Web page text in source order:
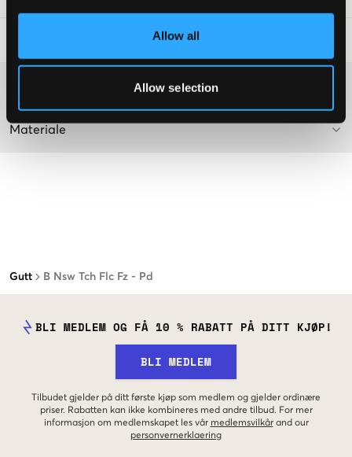
Allow all
Allow selection
Gutt B Nsw Tch Flc Fz - Pd
Materiale
BLI MEDLEM OG FÅ 10 % RABATT PÅ DITT KJØP!
BLI MEDLEM
Tilbudet gjelder på ditt første kjøp som medlem og gjelder ordinære
priser. Rabatten kan ikke kombineres med andre tilbud. For mer
informasjon om medlemskapet les vår medlemsvilkår and our
personvernerklaering